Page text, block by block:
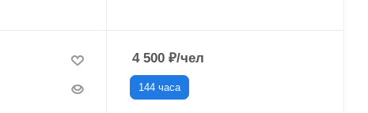
4 500 ₽/чел
144 часа